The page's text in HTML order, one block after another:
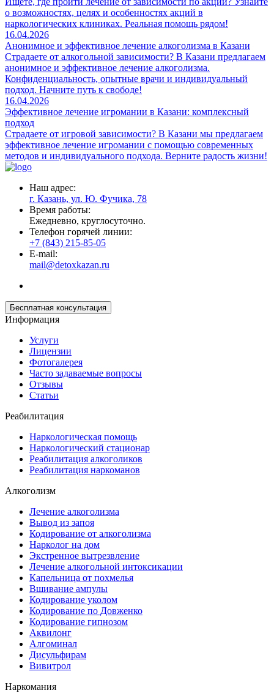
о возможностях, целях и особенностях акций в
наркологических клиниках. Реальная помощь рядом!
16.04.2026
Анонимное и эффективное лечение алкоголизма в Казани
Страдаете от алкогольной зависимости? В Казани предлагаем
анонимное и эффективное лечение алкоголизма.
Конфиденциальность, опытные врачи и индивидуальный
подход. Начните путь к свободе!
16.04.2026
Эффективное лечение игромании в Казани: комплексный
подход
Страдаете от игровой зависимости? В Казани мы предлагаем
эффективное лечение игромании с помощью современных
методов и индивидуального подхода. Верните радость жизни!
Наш адрес:
г. Казань, ул. Ю. Фучика, 78
Время работы:
Ежедневно, круглосуточно.
Телефон горячей линии:
+7 (843) 215-85-05
E-mail:
mail@detoxkazan.ru
Бесплатная консультация
Информация
Услуги
Лицензии
Фотогалерея
Часто задаваемые вопросы
Отзывы
Статьи
Реабилитация
Наркологическая помощь
Наркологический стационар
Реабилитация алкоголиков
Реабилитация наркоманов
Алкоголизм
Лечение алкоголизма
Вывод из запоя
Кодирование от алкоголизма
Нарколог на дом
Экстренное вытрезвление
Лечение алкогольной интоксикации
Капельница от похмелья
Вшивание ампулы
Кодирование уколом
Кодирование по Довженко
Кодирование гипнозом
Аквилонг
Алгоминал
Дисульфирам
Вивитрол
Наркомания